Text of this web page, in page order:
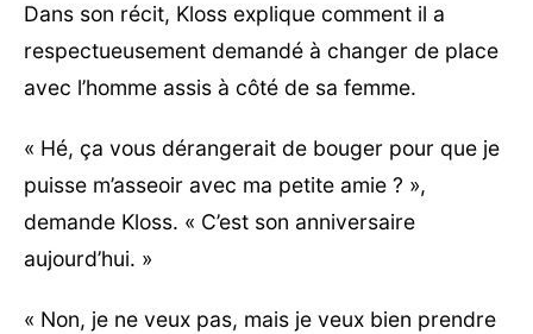
Dans son récit, Kloss explique comment il a
respectueusement demandé à changer de place
avec l’homme assis à côté de sa femme.
« Hé, ça vous dérangerait de bouger pour que je
puisse m’asseoir avec ma petite amie ? »,
demande Kloss. « C’est son anniversaire
aujourd’hui. »
« Non, je ne veux pas, mais je veux bien prendre